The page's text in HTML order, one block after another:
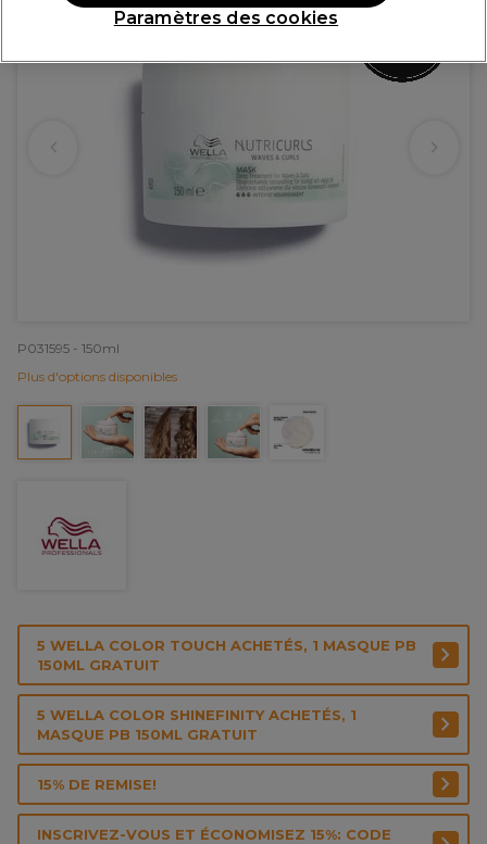
P031595 - 150ml
Plus d'options disponibles
5 WELLA COLOR TOUCH ACHETÉS, 1 MASQUE PB
150ML GRATUIT
5 WELLA COLOR SHINEFINITY ACHETÉS, 1
MASQUE PB 150ML GRATUIT
15% DE REMISE!
INSCRIVEZ-VOUS ET ÉCONOMISEZ 15%: CODE
Paramètres des cookies